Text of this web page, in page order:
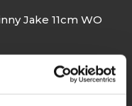
Jake 11cm WO